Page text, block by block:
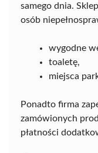
samego dnia.
osób
wygodne
toaletę,
miejsca
Ponadto firma
zamówionych
płatności